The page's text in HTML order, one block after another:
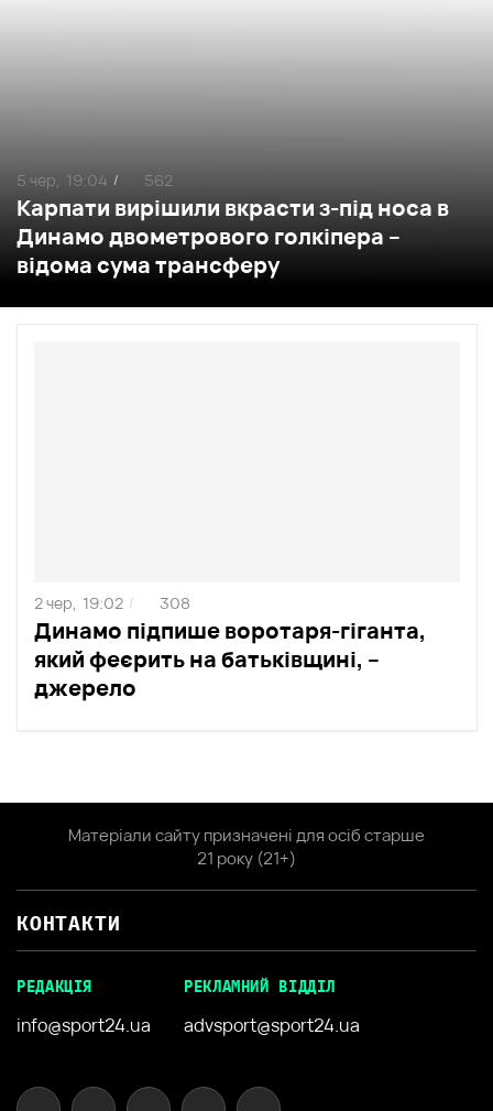
Карпати вирішили вкрасти з-під носа в
Динамо двометрового голкіпера –
відома сума трансферу
5 чер, 19:04 / 562
Динамо підпише воротаря-гіганта,
який феєрить на батьківщині, –
джерело
2 чер, 19:02 / 308
Матеріали сайту призначені для осіб старше
21 року (21+)
КОНТАКТИ
РЕДАКЦІЯ
info@sport24.ua
РЕКЛАМНИЙ ВІДДІЛ
advsport@sport24.ua